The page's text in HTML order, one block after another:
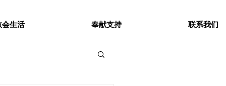
会生活 奉献支持 联系我们